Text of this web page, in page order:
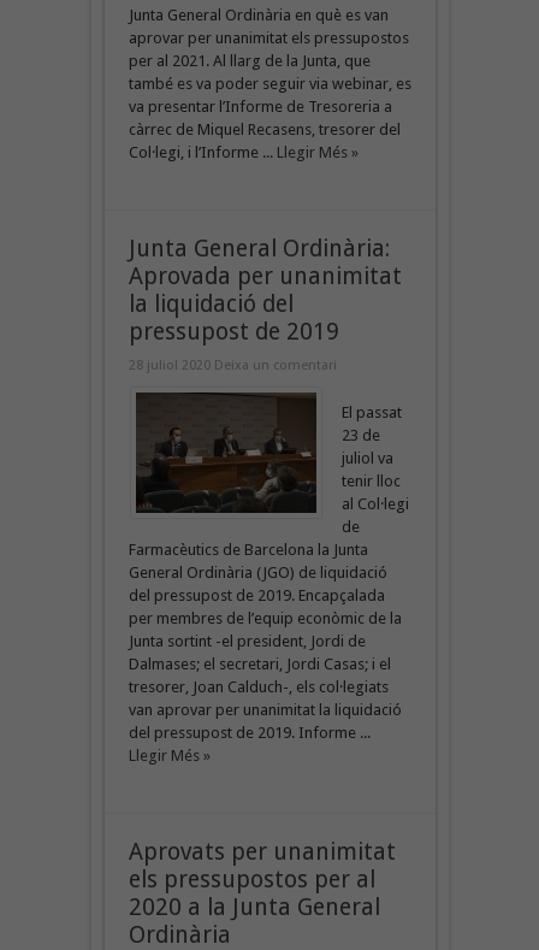
Junta General Ordinària en què es van
aprovar per unanimitat els pressupostos
per al 2021. Al llarg de la Junta, que
també es va poder seguir via webinar, es
va presentar l’Informe de Tresoreria a
càrrec de Miquel Recasens, tresorer del
Col·legi, i l’Informe ... Llegir Més »
Junta General Ordinària:
Aprovada per unanimitat
la liquidació del
pressupost de 2019
28 juliol 2020 Deixa un comentari
El passat
23 de
juliol va
tenir lloc
al Col·legi
de
Farmacèutics de Barcelona la Junta
General Ordinària (JGO) de liquidació
del pressupost de 2019. Encapçalada
per membres de l’equip econòmic de la
Junta sortint -el president, Jordi de
Dalmases; el secretari, Jordi Casas; i el
tresorer, Joan Calduch-, els col·legiats
van aprovar per unanimitat la liquidació
del pressupost de 2019. Informe ...
Llegir Més »
Aprovats per unanimitat
els pressupostos per al
2020 a la Junta General
Ordinària